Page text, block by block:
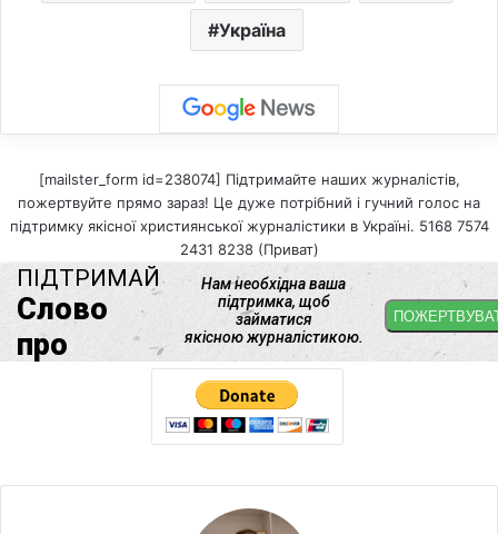
Україна
[mailster_form id=238074] Підтримайте наших журналістів,
пожертвуйте прямо зараз! Це дуже потрібний і гучний голос на
підтримку якісної християнської журналістики в Україні. 5168 7574
2431 8238 (Приват)